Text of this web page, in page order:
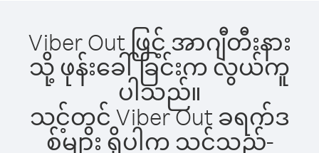
Viber Out ဖြင့် အာဂျီတီးနား
သို့ ဖုန်းခေါ်ခြင်းက လွယ်ကူ
ပါသည်။
သင့်တွင် Viber Out ခရက်ဒ
စ်များ ရှိပါက သင်သည်-